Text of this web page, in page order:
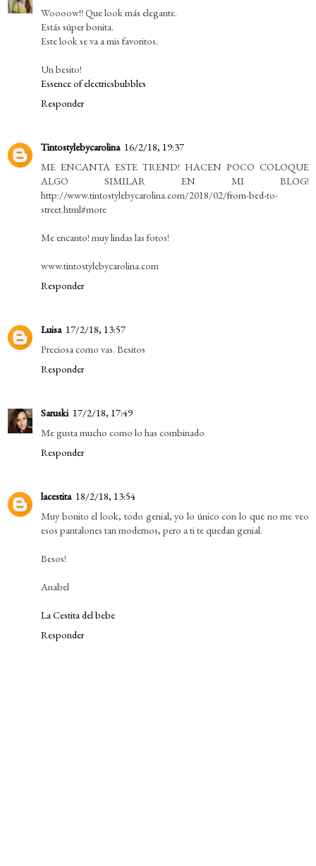
Woooow!! Que look más elegante.
Estás súper bonita.
Este look se va a mis favoritos.
Un besito!
Essence of electricsbubbles
Responder
Tintostylebycarolina 16/2/18, 19:37
ME ENCANTA ESTE TREND! HACEN POCO COLOQUE
ALGO SIMILAR EN MI BLOG!
http://www.tintostylebycarolina.com/2018/02/from-bed-to-
street.html#more
Me encanto! muy lindas las fotos!
www.tintostylebycarolina.com
Responder
Luisa 17/2/18, 13:57
Preciosa como vas. Besitos
Responder
Saruski 17/2/18, 17:49
Me gusta mucho como lo has combinado
Responder
lacestita 18/2/18, 13:54
Muy bonito el look, todo genial, yo lo único con lo que no me veo
esos pantalones tan modernos, pero a ti te quedan genial.
Besos!
Anabel
La Cestita del bebe
Responder